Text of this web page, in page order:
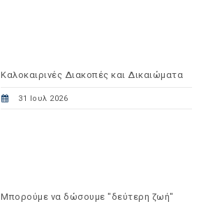
Καλοκαιρινές Διακοπές και Δικαιώματα
31 Ιουλ 2026
Μπορούμε να δώσουμε "δεύτερη ζωή"